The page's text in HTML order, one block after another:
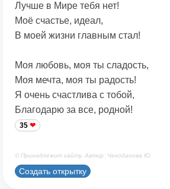
Лучше в Мире тебя нет!
Моё счастье, идеал,
В моей жизни главным стал!
Моя любовь, моя ты сладость,
Моя мечта, моя ты радость!
Я очень счастлива с тобой,
Благодарю за все, родной!
35
© Принадлежит сайту. Автор: Чекоданова Ю.
Создать открытку